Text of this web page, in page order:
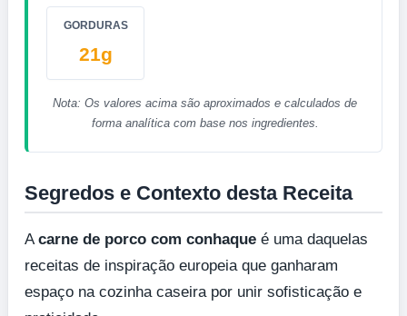
GORDURAS
21g
Nota: Os valores acima são aproximados e calculados de
forma analítica com base nos ingredientes.
Segredos e Contexto desta Receita
Acarne de porco com conhaque é uma daquelas
receitas de inspiração europeia que ganharam
espaço na cozinha caseira por unir sofisticação e